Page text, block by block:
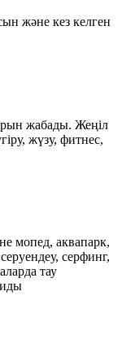
және кез келген
жабады. Жеңіл
жүзу, фитнес,
мопед, аквапарк,
серфинг,
тау